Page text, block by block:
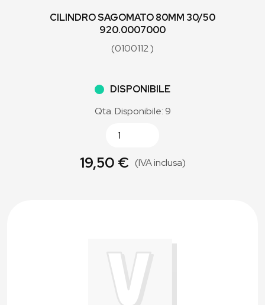
CILINDRO SAGOMATO 80MM 30/50
920.0007000
(0100112 )
DISPONIBILE
Qta. Disponibile: 9
19,50 € (IVA inclusa)